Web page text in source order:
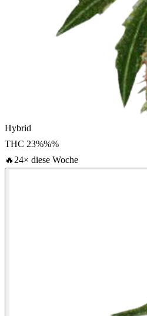
Hybrid
THC 23%%%
🔥 24× diese Woche